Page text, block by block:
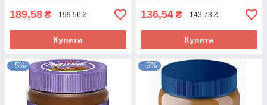
189,58 ₴ 199,56 ₴
Купити
136,54 ₴ 143,73 ₴
Купити
–5% –5%